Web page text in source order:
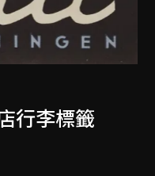
行李標籤